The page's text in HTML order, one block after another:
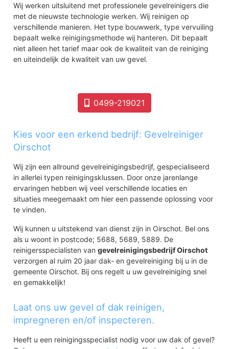
Wij werken uitsluitend met professionele gevelreinigers die
met de nieuwste technologie werken. Wij reinigen op
verschillende manieren. Het type bouwwerk, type vervuiling
bepaalt welke reinigingsmethode wij hanteren. Dit bepaalt
niet alleen het tarief maar ook de kwaliteit van de reiniging
en uiteindelijk de kwaliteit van uw gevel.
0499-219021
Kies voor een erkend bedrijf: Gevelreiniger
Oirschot
Wij zijn een allround gevelreinigingsbedrijf, gespecialiseerd
in allerlei typen reinigingsklussen. Door onze jarenlange
ervaringen hebben wij veel verschillende locaties en
situaties meegemaakt om hier een passende oplossing voor
te vinden.
Wij kunnen u uitstekend van dienst zijn in Oirschot. Bel ons
als u woont in postcode; 5688, 5689, 5889. De
reinigersspecialisten vangevelreinigingsbedrijf Oirschot
verzorgen al ruim 20 jaar dak- en gevelreiniging bij u in de
gemeente Oirschot. Bij ons regelt u uw gevelreiniging snel
en gemakkelijk!
Laat ons uw gevel of dak reinigen,
impregneren en/of inspecteren.
Heeft u een reinigingsspecialist nodig voor uw dak of gevel?